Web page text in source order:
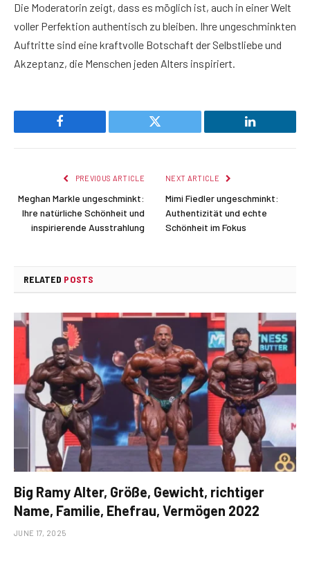
Die Moderatorin zeigt, dass es möglich ist, auch in einer Welt
voller Perfektion authentisch zu bleiben. Ihre ungeschminkten
Auftritte sind eine kraftvolle Botschaft der Selbstliebe und
Akzeptanz, die Menschen jeden Alters inspiriert.
Facebook Twitter LinkedIn
PREVIOUS ARTICLE
Meghan Markle ungeschminkt:
Ihre natürliche Schönheit und
inspirierende Ausstrahlung
NEXT ARTICLE
Mimi Fiedler ungeschminkt:
Authentizität und echte
Schönheit im Fokus
RELATED POSTS
Big Ramy Alter, Größe, Gewicht, richtiger
Name, Familie, Ehefrau, Vermögen 2022
JUNE 17, 2025